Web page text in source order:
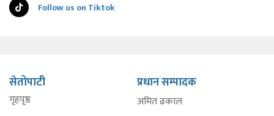
Follow us on Tiktok
सेतोपाटी
गृहपृष्ठ
प्रधान सम्पादक
अमित ढकाल